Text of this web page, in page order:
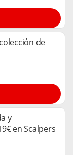
de
y
en Scalpers